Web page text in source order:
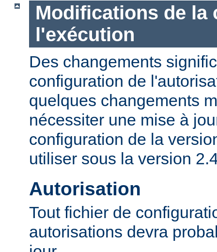
Modifications de la
l'exécution
Des changements
configuration de
quelques changements
nécessiter une mise à
configuration de la
utiliser sous la version
Autorisation
Tout fichier de
autorisations devra